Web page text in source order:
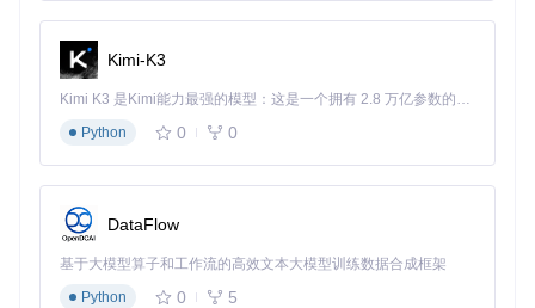
问题：传统游戏任务固定不变，多次游玩后缺乏新鲜感。
方案：利用BG3SE的事件系统和随机算法，创建动态生成的任
-- 动态任务生成器
QuestGenerator = {
-- 任务模板库
  templates = {
    {
      objective =
"寻找失落的{artifact}，它被藏在{location}"
      rewards = {gold=
Kimi-K3
Kimi K3 是Kimi能力最强的模型：这是一个拥有 2.8 万亿参数的混合专家（MoE）模型，具备原生视觉理解能力，并支持 100 万 token 的上下文窗口。
Python
0 0
DataFlow
基于大模型算子和工作流的高效文本大模型训练数据合成框架
Python
0 5